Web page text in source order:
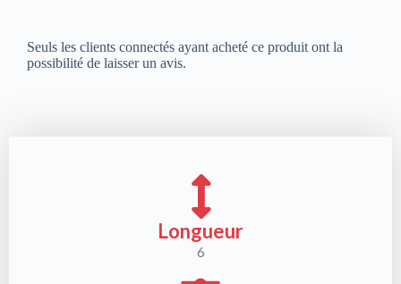
Seuls les clients connectés ayant acheté ce produit ont la
possibilité de laisser un avis.
Longueur
6